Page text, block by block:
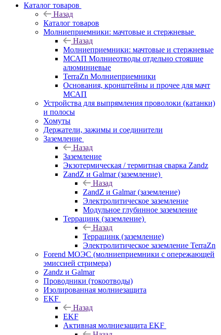
Каталог товаров
Назад
Каталог товаров
Молниеприемники: мачтовые и стержневые
Назад
Молниеприемники: мачтовые и стержневые
МСАП Молниеотводы отдельно стоящие
алюминиевые
TerraZn Молниеприемники
Основания, кронштейны и прочее для мачт
МСАП
Устройства для выпрямления проволоки (катанки)
и полосы
Хомуты
Держатели, зажимы и соединители
Заземление
Назад
Заземление
Экзотермическая / термитная сварка Zandz
ZandZ и Galmar (заземление)
Назад
ZandZ и Galmar (заземление)
Электролитическое заземление
Модульное глубинное заземление
Террацинк (заземление)
Назад
Террацинк (заземление)
Электролитическое заземление TerraZn
Forend МОЭС (молниеприемники с опережающей
эмиссией стримера)
Zandz и Galmar
Проводники (токоотводы)
Изолированная молниезащита
EKF
Назад
EKF
Активная молниезащита EKF